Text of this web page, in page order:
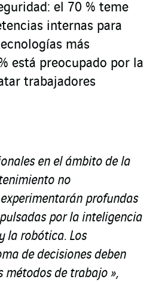
el 70 % teme
internas para
más
está preocupado por la
trabajadores
en el ámbito de la
no
profundas
por la inteligencia
y la robótica. Los
de decisiones deben
métodos de trabajo »,